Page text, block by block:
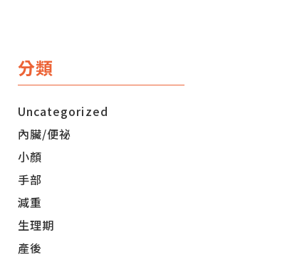
分類
Uncategorized
內臟/便祕
小顏
手部
減重
生理期
產後